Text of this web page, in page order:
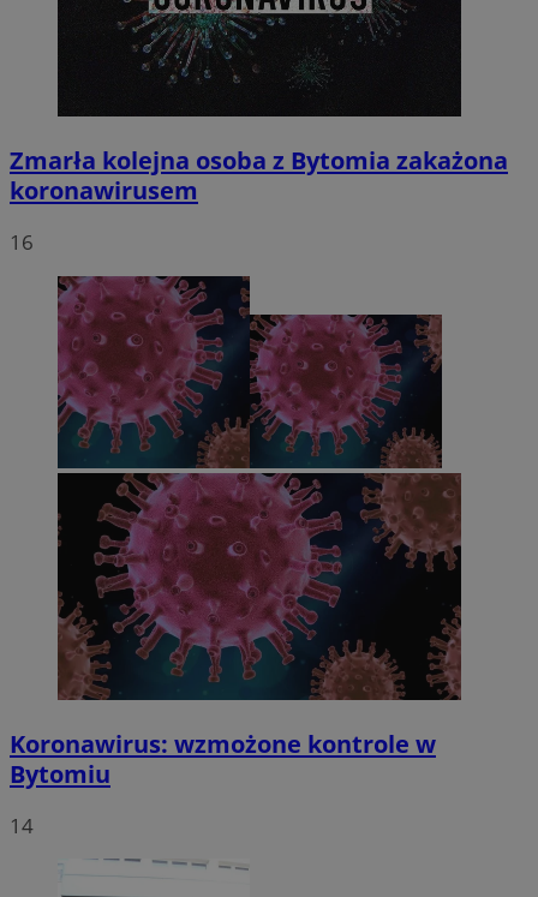
Zmarła kolejna osoba z Bytomia zakażona
koronawirusem
16
Koronawirus: wzmożone kontrole w
Bytomiu
14